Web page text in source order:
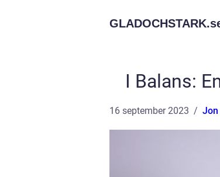
GLADOCHSTARK.
I Balans:
16 september 2023 Jon